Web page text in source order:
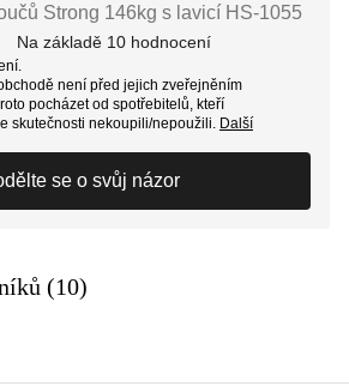
Strong 146kg s lavicí HS-1055
Na základě 10 hodnocení
není před jejich zveřejněním
pocházet od spotřebitelů, kteří
skutečnosti nekoupili/nepoužili. Další
se o svůj názor
(10)